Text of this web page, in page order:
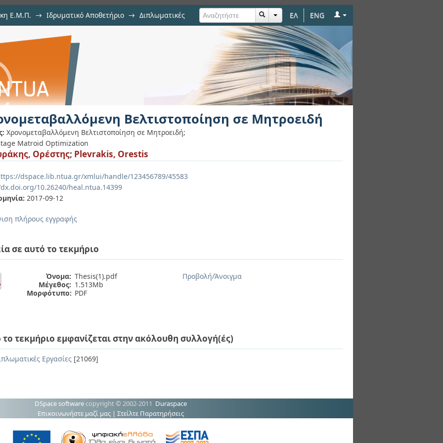
ΕΛ ENG
Ε.Μ.Π. → Ιδρυματικό Αποθετήριο → Διπλωματικές
Βελτιστοποίηση σε Μητροειδή
Βελτιστοποίηση σε Μητροειδή
Χρονομεταβαλλόμενη Βελτιστοποίηση σε Μητροειδή;
Matroid Optimization
Ορέστης; Plevrakis, Orestis
dspace.lib.ntua.gr/xmlui/handle/123456789/45583
10.26240/heal.ntua.14399
2017-09-12
πλήρους εγγραφής
σε αυτό το τεκμήριο
Όνομα: Thesis(1).pdf
Μέγεθος: 1.513Mb
Μορφότυπο: PDF
Προβολή/Άνοιγμα
το τεκμήριο εμφανίζεται στην ακόλουθη συλλογή(ές)
Εργασίες [21069]
DSpace software copyright © 2002-2011 Duraspace
Επικοινωνήστε μαζί μας | Στείλτε Παρατηρήσεις